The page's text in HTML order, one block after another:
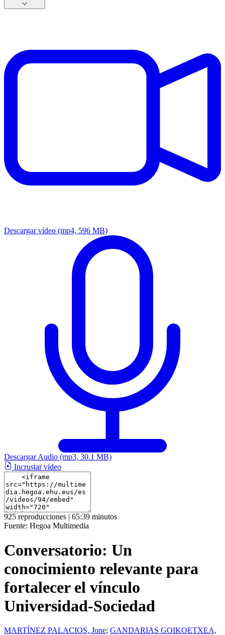
Descargar vídeo (mp4, 596 MB)
Descargar Audio (mp3, 30.1 MB)
Incrustar vídeo
925 reproducciones | 65:39 minutos
Fuente: Hegoa Multimedia
Conversatorio: Un
conocimiento relevante para
fortalecer el vínculo
Universidad-Sociedad
MARTÍNEZ PALACIOS, Jone; GANDARIAS GOIKOETXEA,